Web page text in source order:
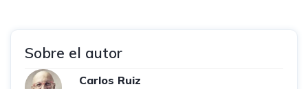
Sobre el autor
Carlos Ruiz